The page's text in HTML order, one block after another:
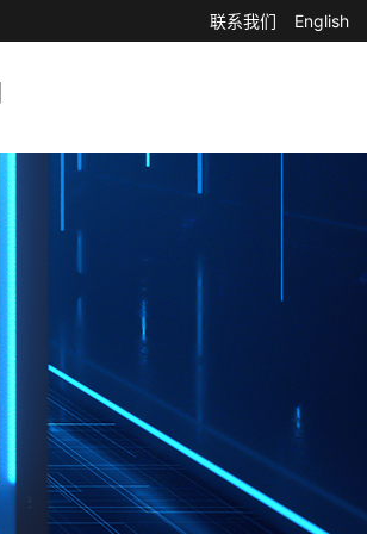
联系我们 English